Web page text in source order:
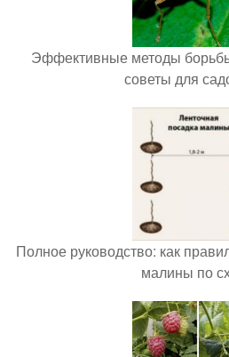
Эффективные методы
советы для
Полное руководство: как
малины по